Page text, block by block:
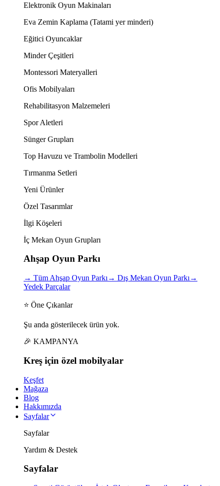
Elektronik Oyun Makinaları
Eva Zemin Kaplama (Tatami yer minderi)
Eğitici Oyuncaklar
Minder Çeşitleri
Montessori Materyalleri
Ofis Mobilyaları
Rehabilitasyon Malzemeleri
Spor Aletleri
Sünger Grupları
Top Havuzu ve Trambolin Modelleri
Tırmanma Setleri
Yeni Ürünler
Özel Tasarımlar
İlgi Köşeleri
İç Mekan Oyun Grupları
Ahşap Oyun Parkı
→ Tüm Ahşap Oyun Parkı → Dış Mekan Oyun Parkı →
Yedek Parçalar
⭐ Öne Çıkanlar
Şu anda gösterilecek ürün yok.
🎉 KAMPANYA
Kreş için özel mobilyalar
Keşfet
Mağaza
Blog
Hakkımızda
Sayfalar
Sayfalar
Yardım & Destek
Sayfalar